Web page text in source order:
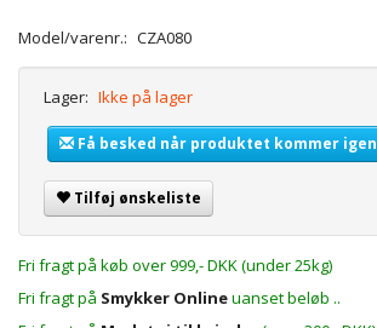
Model/varenr.: CZA080
Lager: Ikke på lager
Få besked når produktet kommer igen
Tilføj ønskeliste
Fri fragt på køb over 999,- DKK (under 25kg)
Fri fragt på Smykker Onlineuanset beløb ..